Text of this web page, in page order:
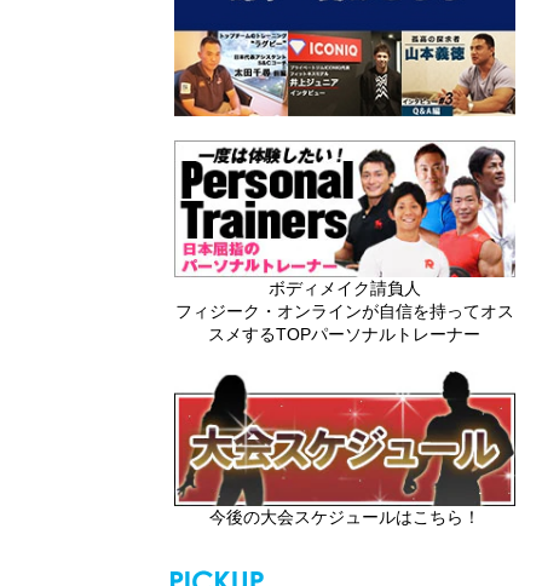
ボディメイク請負人
フィジーク・オンラインが自信を持ってオス
スメするTOPパーソナルトレーナー
今後の大会スケジュールはこちら！